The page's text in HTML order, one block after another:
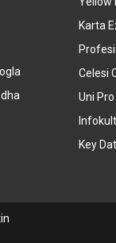
Karta
Celesi
Uni
Infokult
Key